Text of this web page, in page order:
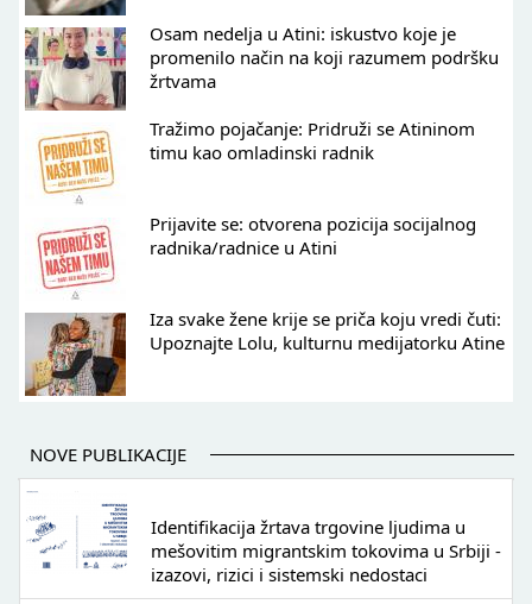
Osam nedelja u Atini: iskustvo koje je
promenilo način na koji razumem podršku
žrtvama
Tražimo pojačanje: Pridruži se Atininom
timu kao omladinski radnik
Prijavite se: otvorena pozicija socijalnog
radnika/radnice u Atini
Iza svake žene krije se priča koju vredi čuti:
Upoznajte Lolu, kulturnu medijatorku Atine
NOVE PUBLIKACIJE
Identifikacija žrtava trgovine ljudima u
mešovitim migrantskim tokovima u Srbiji -
izazovi, rizici i sistemski nedostaci